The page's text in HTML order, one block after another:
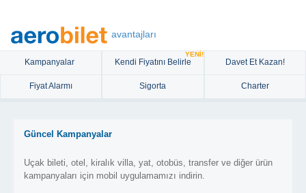
avantajları
Kampanyalar Kendi Fiyatını Belirle
YENİ!
Davet Et Kazan!
Fiyat Alarmı Sigorta Charter
Güncel Kampanyalar
Uçak bileti, otel, kiralık villa, yat, otobüs, transfer ve diğer ürün
kampanyaları için mobil uygulamamızı indirin.